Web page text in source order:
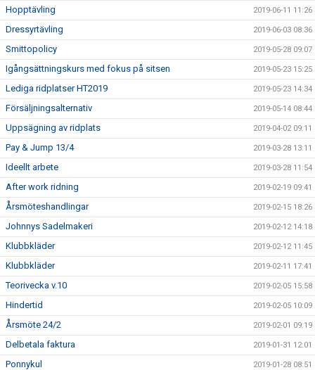
Hopptävling 2019-06-11 11:26
Dressyrtävling 2019-06-03 08:36
Smittopolicy 2019-05-28 09:07
Igångsättningskurs med fokus på sitsen 2019-05-23 15:25
Lediga ridplatser HT2019 2019-05-23 14:34
Försäljningsalternativ 2019-05-14 08:44
Uppsägning av ridplats 2019-04-02 09:11
Pay & Jump 13/4 2019-03-28 13:11
Ideellt arbete 2019-03-28 11:54
After work ridning 2019-02-19 09:41
Årsmöteshandlingar 2019-02-15 18:26
Johnnys Sadelmakeri 2019-02-12 14:18
Klubbkläder 2019-02-12 11:45
Klubbkläder 2019-02-11 17:41
Teorivecka v.10 2019-02-05 15:58
Hindertid 2019-02-05 10:09
Årsmöte 24/2 2019-02-01 09:19
Delbetala faktura 2019-01-31 12:01
Ponnykul 2019-01-28 08:51